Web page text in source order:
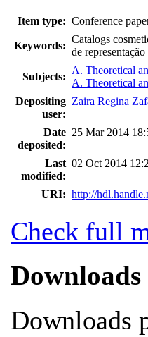
Item type: Conference
Keywords:
Catalogs
de
Subjects:
A. Theoretical
A. Theoretical
Depositing
user:
Zaira Regina
Date
deposited:
25 Mar 2014
Last
modified:
02 Oct 2014
URI: http://
Check full
Downloads
Downloads